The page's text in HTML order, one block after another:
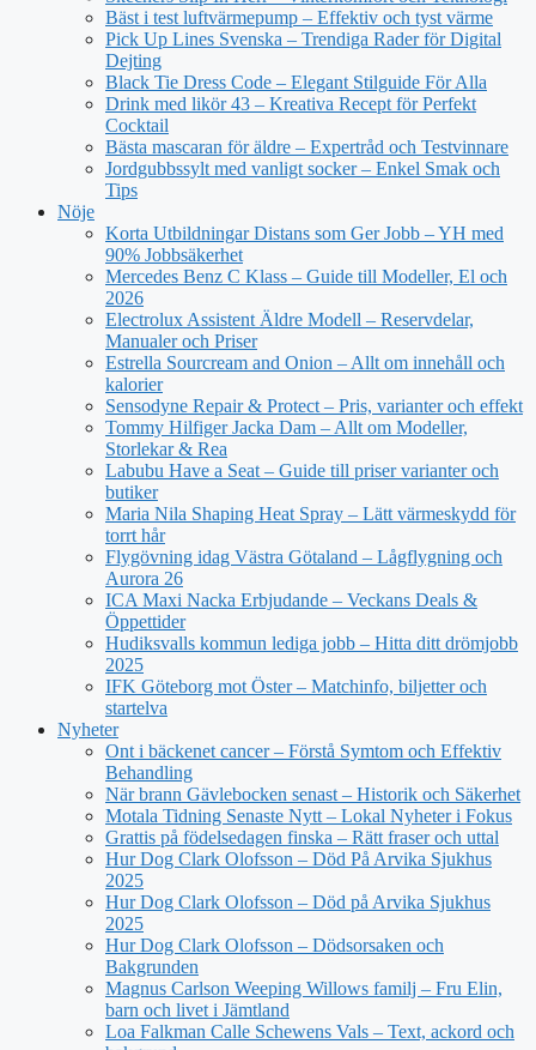
Bäst i test luftvärmepump – Effektiv och tyst värme
Pick Up Lines Svenska – Trendiga Rader för Digital
Dejting
Black Tie Dress Code – Elegant Stilguide För Alla
Drink med likör 43 – Kreativa Recept för Perfekt
Cocktail
Bästa mascaran för äldre – Expertråd och Testvinnare
Jordgubbssylt med vanligt socker – Enkel Smak och
Tips
Nöje
Korta Utbildningar Distans som Ger Jobb – YH med
90% Jobbsäkerhet
Mercedes Benz C Klass – Guide till Modeller, El och
2026
Electrolux Assistent Äldre Modell – Reservdelar,
Manualer och Priser
Estrella Sourcream and Onion – Allt om innehåll och
kalorier
Sensodyne Repair & Protect – Pris, varianter och effekt
Tommy Hilfiger Jacka Dam – Allt om Modeller,
Storlekar & Rea
Labubu Have a Seat – Guide till priser varianter och
butiker
Maria Nila Shaping Heat Spray – Lätt värmeskydd för
torrt hår
Flygövning idag Västra Götaland – Lågflygning och
Aurora 26
ICA Maxi Nacka Erbjudande – Veckans Deals &
Öppettider
Hudiksvalls kommun lediga jobb – Hitta ditt drömjobb
2025
IFK Göteborg mot Öster – Matchinfo, biljetter och
startelva
Nyheter
Ont i bäckenet cancer – Förstå Symtom och Effektiv
Behandling
När brann Gävlebocken senast – Historik och Säkerhet
Motala Tidning Senaste Nytt – Lokal Nyheter i Fokus
Grattis på födelsedagen finska – Rätt fraser och uttal
Hur Dog Clark Olofsson – Död På Arvika Sjukhus
2025
Hur Dog Clark Olofsson – Död på Arvika Sjukhus
2025
Hur Dog Clark Olofsson – Dödsorsaken och
Bakgrunden
Magnus Carlson Weeping Willows familj – Fru Elin,
barn och livet i Jämtland
Loa Falkman Calle Schewens Vals – Text, ackord och